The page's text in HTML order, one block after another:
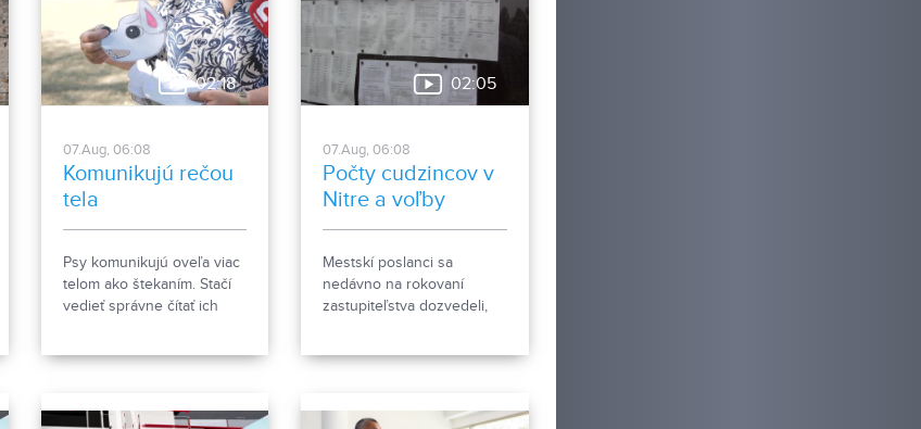
02:18
07.Aug, 06:08
Komunikujú rečou
tela
Psy komunikujú oveľa viac
telom ako štekaním. Stačí
vedieť správne čítať ich
canisterapeutka spolu so
02:05
07.Aug, 06:08
Počty cudzincov v
Nitre a voľby
Mestskí poslanci sa
nedávno na rokovaní
zastupiteľstva dozvedeli,
vyvolalo otázniky, ako je